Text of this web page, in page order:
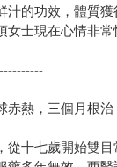
汁的功效，體質
士現在心情非常
赤熱，三個月根治
從十七歲開始雙